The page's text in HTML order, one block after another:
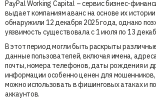
PayPal Working Capital – сервис бизнес-
выдает компаниям аванс на основе их
обнаружили 12 декабря 2025 года, однако
уязвимость существовала с 1 июля по 13
В этот период могли быть раскрыты
данные пользователей, включая имена,
почты, номера телефонов, даты рождения и
информации особенно ценен для мошенников,
можно использовать в фишинговых атаках и
аккаунтов.